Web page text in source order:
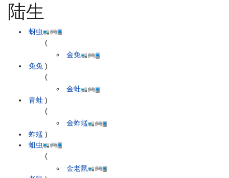
陆生
蚜虫
兔兔
(
金兔
)
青蛙
(
金蛙
)
蚱蜢
(
金蚱蜢
)
蛆虫
(
金老鼠